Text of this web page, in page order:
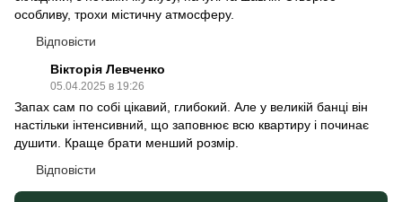
особливу, трохи містичну атмосферу.
Відповісти
Вікторія Левченко
05.04.2025 в 19:26
Запах сам по собі цікавий, глибокий. Але у великій банці він
настільки інтенсивний, що заповнює всю квартиру і починає
душити. Краще брати менший розмір.
Відповісти